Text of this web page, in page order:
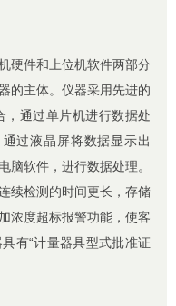
硬件和上位机软件两部分
的主体。仪器采用先进的
，通过单片机进行数据处
过液晶屏将数据显示出
脑软件，进行数据处理。
续检测的时间更长，存储
浓度超标报警功能，使客
有“计量器具型式批准证